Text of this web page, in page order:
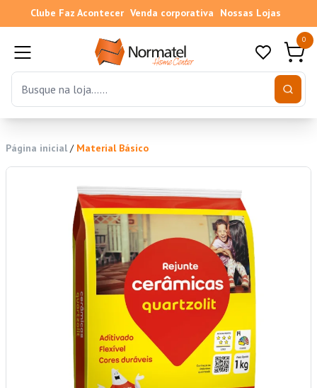
Clube Faz Acontecer Venda corporativa Nossas Lojas
0
Página inicial / Material Básico